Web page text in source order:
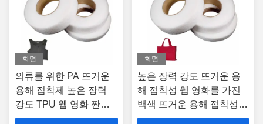
화면
의류를 위한 PA 뜨거운
용해 접착제 높은 장력
강도 TPU 웹 영화 짠것
이 아닌 폴리에스테
화면
높은 장력 강도 뜨거운 용
해 접착성 웹 영화를 가진
백색 뜨거운 용해 접착성
웹 영화